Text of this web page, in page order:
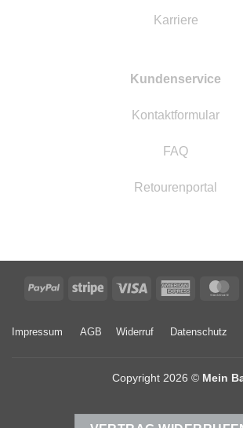
Karriere
Kundenservice
Kontaktformular
FAQ
Retourenportal
PayPal Stripe Visa
American
Impressum AGB Widerruf Datenschutz
Copyright 2026 © Mein